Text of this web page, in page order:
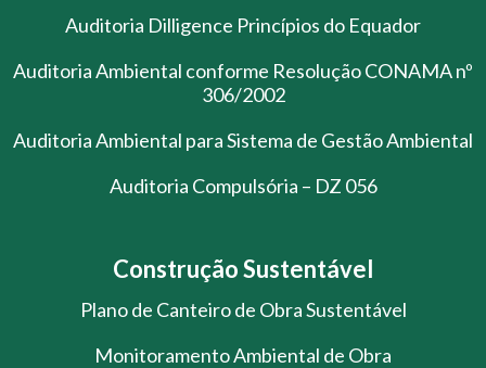
Auditoria Dilligence Princípios do Equador
Auditoria Ambiental conforme Resolução CONAMA nº
306/2002
Auditoria Ambiental para Sistema de Gestão Ambiental
Auditoria Compulsória – DZ 056
Construção Sustentável
Plano de Canteiro de Obra Sustentável
Monitoramento Ambiental de Obra